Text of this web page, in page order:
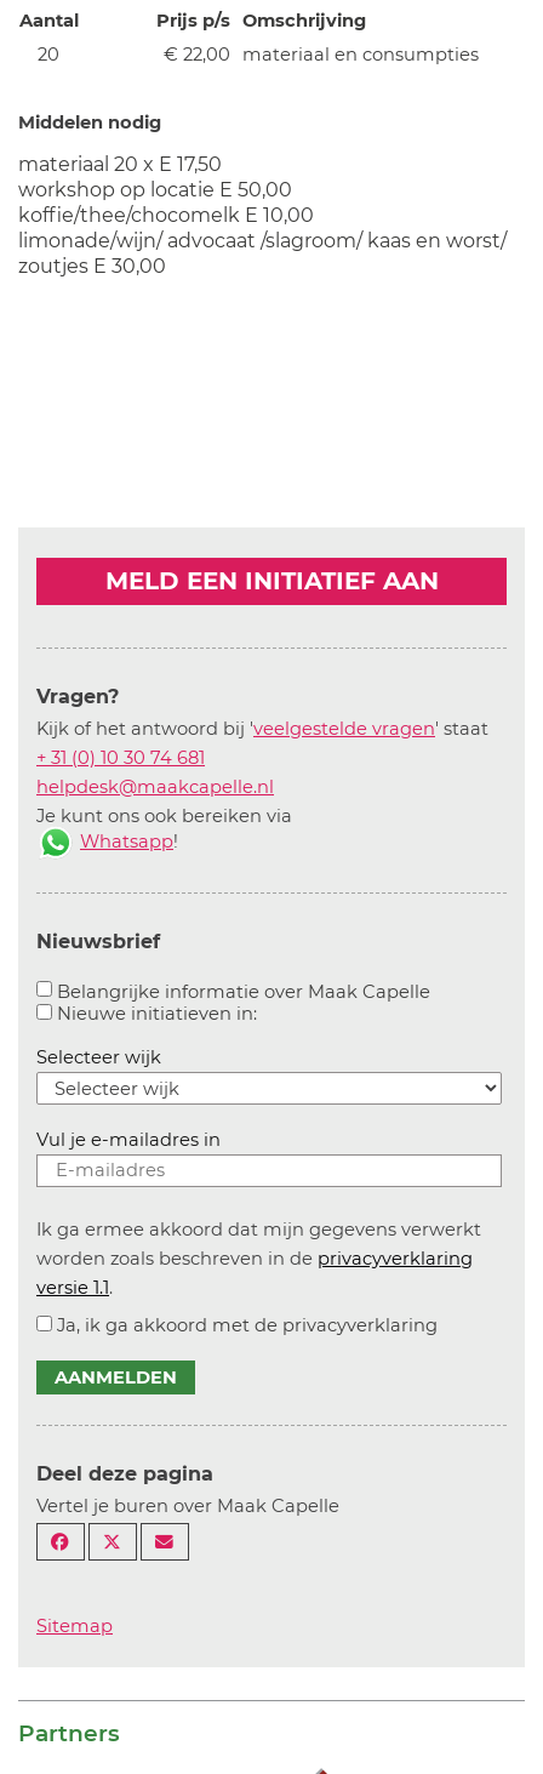
Aantal
Prijs p/s Omschrijving
20
€ 22,00 materiaal en consumpties
Middelen nodig
materiaal 20 x E 17,50
workshop op locatie E 50,00
koffie/thee/chocomelk E 10,00
limonade/wijn/ advocaat /slagroom/ kaas en worst/
zoutjes E 30,00
MELD EEN INITIATIEF AAN
Vragen?
Kijk of het antwoord bij 'veelgestelde vragen' staat
+ 31 (0) 10 30 74 681
helpdesk@maakcapelle.nl
Je kunt ons ook bereiken via
Whatsapp!
Nieuwsbrief
Belangrijke informatie over Maak CapelleAanvinken
Nieuwe initiatieven in:Aanvinken om informatie over
Selecteer wijk
Vul je e-mailadres in
Ik ga ermee akkoord dat mijn gegevens verwerkt
worden zoals beschreven in de privacyverklaring
versie 1.1.
Ja, ik ga akkoord met de privacyverklaring
AANMELDEN
Deel deze pagina
Vertel je buren over Maak Capelle
Sitemap
Partners